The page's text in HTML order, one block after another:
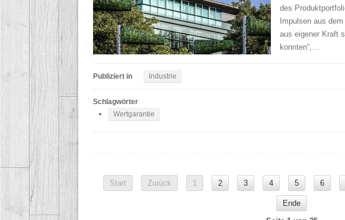
des
Impulsen aus
aus eigener Kraft
konnten“,…
Publiziert in Industrie
Schlagwörter
Wertgarantie
Start Zurück 1 2 3 4 5 6
Ende